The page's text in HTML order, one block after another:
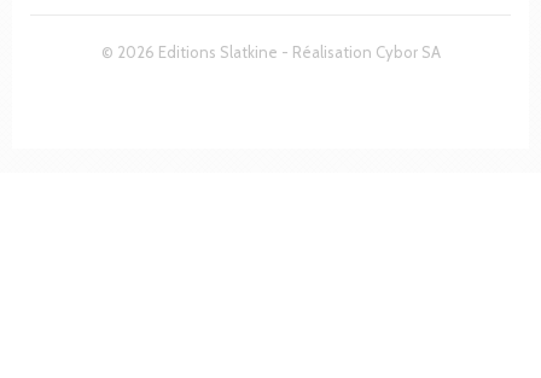
© 2026 Editions Slatkine - Réalisation Cybor SA